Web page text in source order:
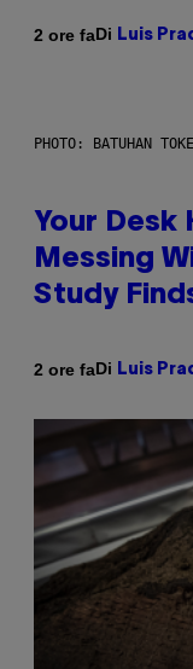
2 ore faDi Luis
PHOTO: BATUHAN
Your Desk
Messing
Study
2 ore faDi Luis